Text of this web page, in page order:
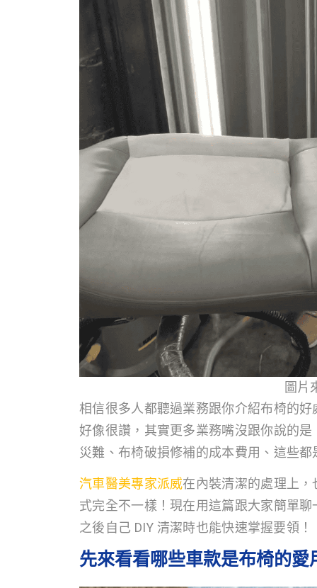
圖片
相信很多人都聽過業務跟你介紹布椅的
好像很讚，其實更多業務嘴沒跟你說的
災難、布椅破損修補的成本費用、這些
汽車醫美專家派威在內裝清潔的處理上
式完全不一樣！現在用這篇跟大家簡單
之後自己 DIY 清潔時也能快速掌握要領！
先來看看哪些車款是布椅的愛